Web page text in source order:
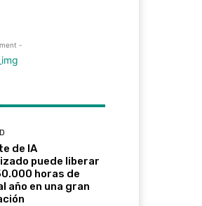
-
de IA
puede liberar
horas de
año en una gran